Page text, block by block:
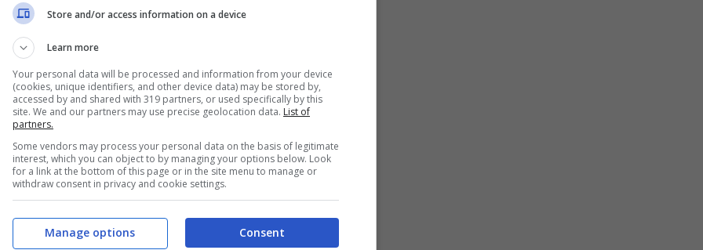
in questo caso di configura
compagnia;
atmosferici o atti vandalici.
da eveti atmosferici o atti vandalici di
assicurative per una tariffa maggiorata. Per
Store and/or access information on a device
Learn more
Your personal data will be processed and information from your device
(cookies, unique identifiers, and other device data) may be stored by,
accessed by and shared with 319 partners, or used specifically by this
site. We and our partners may use precise geolocation data. List of
partners.
Some vendors may process your personal data on the basis of legitimate
interest, which you can object to by managing your options below. Look
for a link at the bottom of this page or in the site menu to manage or
withdraw consent in privacy and cookie settings.
Consent
Manage options